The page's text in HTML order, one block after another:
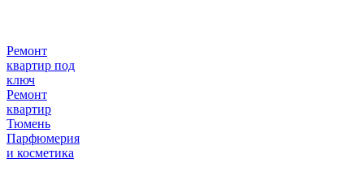
Ремонт
квартир под
ключ
Ремонт
квартир
Тюмень
Парфюмерия
и косметика